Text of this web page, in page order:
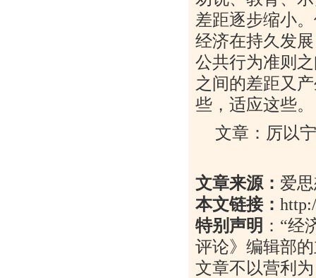
差距逐步缩小
经济在持久发
公共行为准则
之间的差距又
些，适应这些。
文章：厉以
文章来源： 爱
本文链接：
特别声明 ： “经
评论》编辑部
文章不以营利